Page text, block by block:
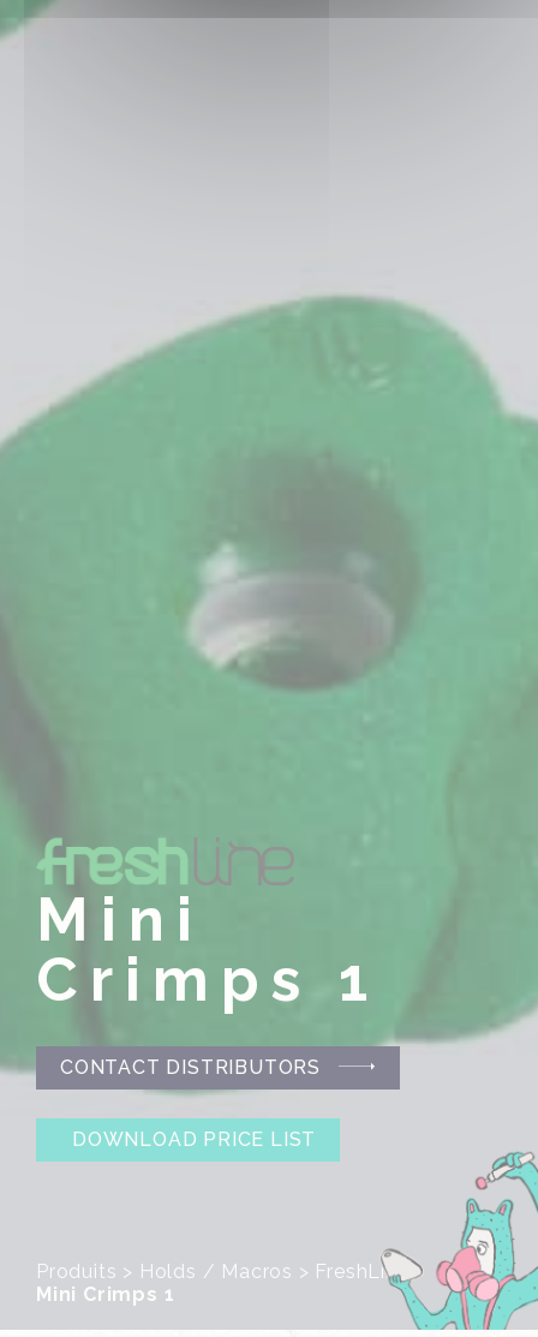
Mini
Crimps 1
CONTACT DISTRIBUTORS
DOWNLOAD PRICE LIST
Produits > Holds / Macros > FreshLine >
Mini Crimps 1